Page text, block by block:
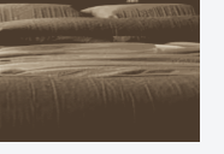
güvenliğini,
çerezlerdir,
tekrar